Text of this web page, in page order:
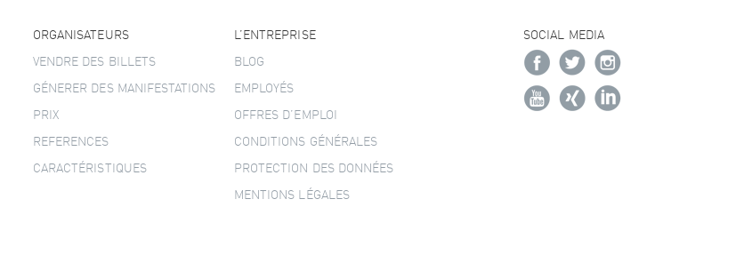
ORGANISATEURS
VENDRE DES BILLETS
GÉNERER DES MANIFESTATIONS
PRIX
REFERENCES
CARACTÉRISTIQUES
L’ENTREPRISE
BLOG
EMPLOYÉS
OFFRES D’EMPLOI
CONDITIONS GÉNÉRALES
PROTECTION DES DONNÉES
MENTIONS LÉGALES
SOCIAL MEDIA